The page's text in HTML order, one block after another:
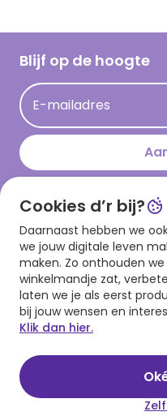
Hallmark Kaartclub
Acties
Persberichten
Hallmark en
Cadeau inspiratie
Kaartinspiratie
Blijf op de hoogte
E-mailadres
Download onze app
Cookies d’r bij?
Daarnaast hebben we
we jouw digitale leven
maken. Zo onthouden
winkelmandje zat,
laten we je als eerst
bij jouw wensen en
Klik dan hier.